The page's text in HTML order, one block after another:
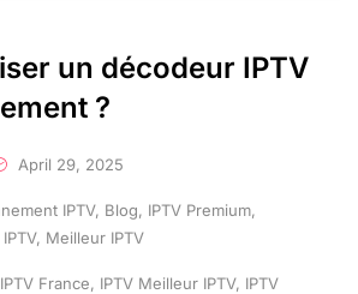
un décodeur IPTV
?
April 29, 2025
IPTV, Blog, IPTV Premium,
, Meilleur IPTV
IPTV France, IPTV Meilleur IPTV, IPTV